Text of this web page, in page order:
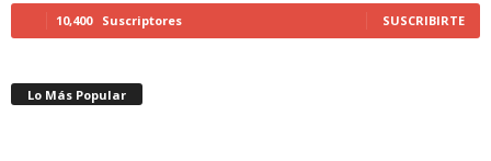
10,400 Suscriptores SUSCRIBIRTE
Lo Más Popular